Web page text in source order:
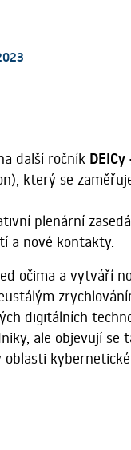
další ročník
který se
plenární
a nové kontakty.
očima a vytváří
digitálních
ale objevují se